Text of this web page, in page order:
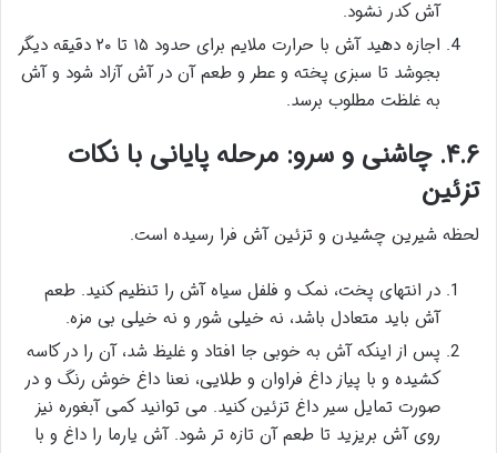
آش کدر نشود.
اجازه دهید آش با حرارت ملایم برای حدود ۱۵ تا ۲۰ دقیقه دیگر
بجوشد تا سبزی پخته و عطر و طعم آن در آش آزاد شود و آش
به غلظت مطلوب برسد.
۴.۶. چاشنی و سرو: مرحله پایانی با نکات
تزئین
لحظه شیرین چشیدن و تزئین آش فرا رسیده است.
در انتهای پخت، نمک و فلفل سیاه آش را تنظیم کنید. طعم
آش باید متعادل باشد، نه خیلی شور و نه خیلی بی مزه.
پس از اینکه آش به خوبی جا افتاد و غلیظ شد، آن را در کاسه
کشیده و با پیاز داغ فراوان و طلایی، نعنا داغ خوش رنگ و در
صورت تمایل سیر داغ تزئین کنید. می توانید کمی آبغوره نیز
روی آش بریزید تا طعم آن تازه تر شود. آش یارما را داغ و با